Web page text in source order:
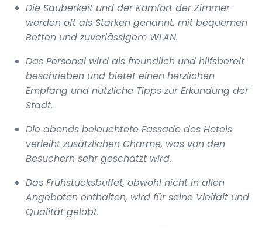
Die Sauberkeit und der Komfort der Zimmer
werden oft als Stärken genannt, mit bequemen
Betten und zuverlässigem WLAN.
Das Personal wird als freundlich und hilfsbereit
beschrieben und bietet einen herzlichen
Empfang und nützliche Tipps zur Erkundung der
Stadt.
Die abends beleuchtete Fassade des Hotels
verleiht zusätzlichen Charme, was von den
Besuchern sehr geschätzt wird.
Das Frühstücksbuffet, obwohl nicht in allen
Angeboten enthalten, wird für seine Vielfalt und
Qualität gelobt.